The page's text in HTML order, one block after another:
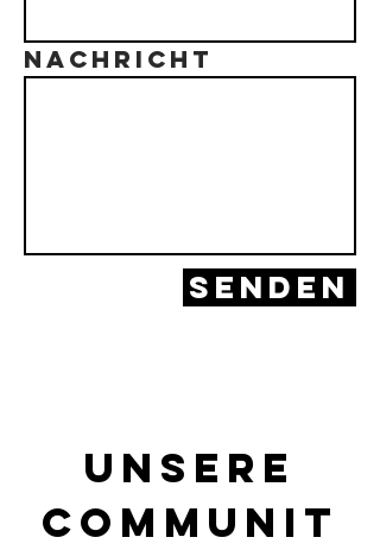
UNSERE
COMMUNIT
Nachricht
Senden